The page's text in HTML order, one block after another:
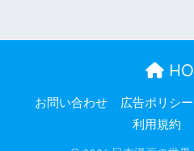
お問い合わせ 広告ポリシー
利用規約